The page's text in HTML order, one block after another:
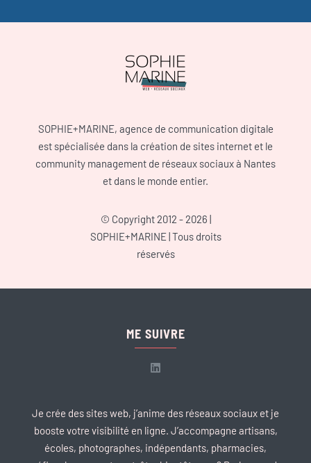
SOPHIE+MARINE, agence de communication digitale
est spécialisée dans la création de sites internet et le
community management de réseaux sociaux à Nantes
et dans le monde entier.
© Copyright 2012 - 2026 |
SOPHIE+MARINE| Tous droits
réservés
ME SUIVRE
Je crée des sites web, j’anime des réseaux sociaux et je
booste votre visibilité en ligne. J’accompagne artisans,
écoles, photographes, indépendants, pharmacies,